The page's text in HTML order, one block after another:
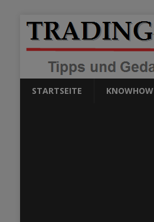
STARTSEITE KNOWHOW